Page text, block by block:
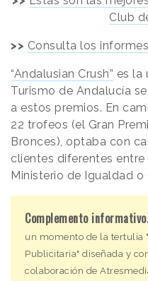
Club
>> Consulta los
“Andalusian Crush” es la
Turismo de Andalucía
a estos premios. En
22 trofeos (el Gran
Bronces), optaba con
clientes diferentes
Ministerio de Igualdad o
Complemento informativo.
un momento de la tertulia
Publicitaria" diseñada y
colaboración de